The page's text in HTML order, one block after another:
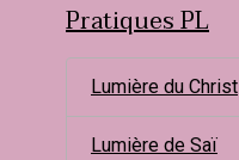
Pratiques PL
Lumière du Christ
Lumière de Saï